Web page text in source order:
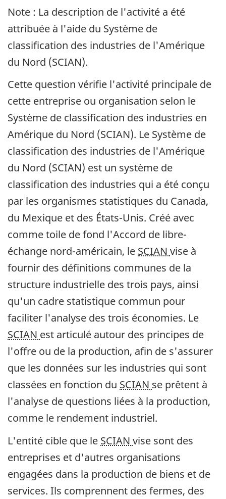
Note : La description de l'activité a été
attribuée à l'aide du Système de
classification des industries de l'Amérique
du Nord (SCIAN).
Cette question vérifie l'activité principale de
cette entreprise ou organisation selon le
Système de classification des industries en
Amérique du Nord (SCIAN). Le Système de
classification des industries de l'Amérique
du Nord (SCIAN) est un système de
classification des industries qui a été conçu
par les organismes statistiques du Canada,
du Mexique et des États-Unis. Créé avec
comme toile de fond l'Accord de libre-
échange nord-américain, le SCIAN vise à
fournir des définitions communes de la
structure industrielle des trois pays, ainsi
qu'un cadre statistique commun pour
faciliter l'analyse des trois économies. Le
SCIAN est articulé autour des principes de
l'offre ou de la production, afin de s'assurer
que les données sur les industries qui sont
classées en fonction du SCIAN se prêtent à
l'analyse de questions liées à la production,
comme le rendement industriel.
L'entité cible que le SCIAN vise sont des
entreprises et d'autres organisations
engagées dans la production de biens et de
services. Ils comprennent des fermes, des